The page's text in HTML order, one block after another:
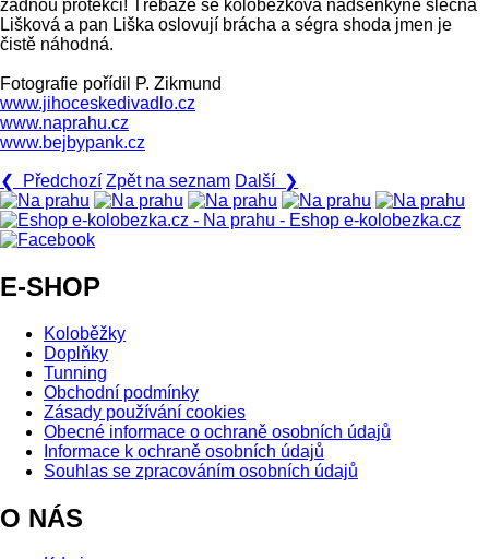
žádnou protekci! Třebaže se koloběžková nadšenkyně slečna
Lišková a pan Liška oslovují brácha a ségra shoda jmen je
čistě náhodná.
Fotografie pořídil P. Zikmund
www.jihoceskedivadlo.cz
www.naprahu.cz
www.bejbypank.cz
❮ Předchozí Zpět na seznam Další ❯
E-SHOP
Koloběžky
Doplňky
Tunning
Obchodní podmínky
Zásady používání cookies
Obecné informace o ochraně osobních údajů
Informace k ochraně osobních údajů
Souhlas se zpracováním osobních údajů
O NÁS